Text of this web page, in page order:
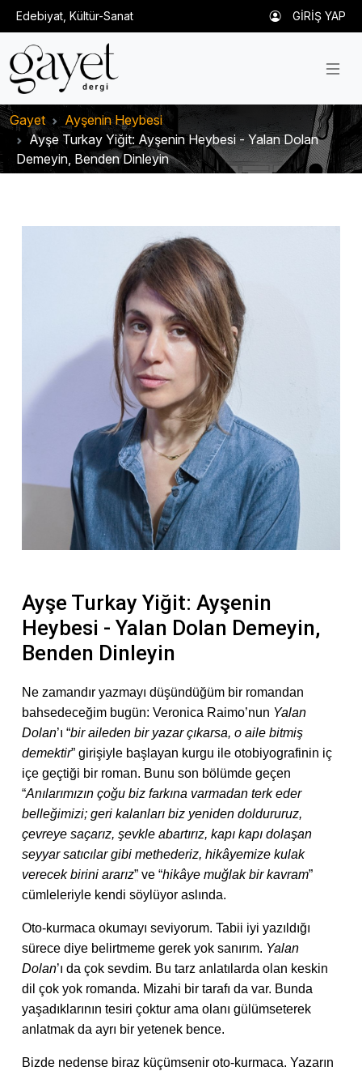
Edebiyat, Kültür-Sanat GİRİŞ YAP
Gayet
Ayşenin Heybesi
Ayşe Turkay Yiğit: Ayşenin Heybesi - Yalan Dolan
Demeyin, Benden Dinleyin
Ayşe Turkay Yiğit: Ayşenin
Heybesi - Yalan Dolan Demeyin,
Benden Dinleyin
Ne zamandır yazmayı düşündüğüm bir romandan
bahsedeceğim bugün: Veronica Raimo’nun Yalan
Dolan’ı “bir aileden bir yazar çıkarsa, o aile bitmiş
demektir” girişiyle başlayan kurgu ile otobiyografinin iç
içe geçtiği bir roman. Bunu son bölümde geçen
“Anılarımızın çoğu biz farkına varmadan terk eder
belleğimizi; geri kalanları biz yeniden doldururuz,
çevreye saçarız, şevkle abartırız, kapı kapı dolaşan
seyyar satıcılar gibi methederiz, hikâyemize kulak
verecek birini ararız” ve “hikâye muğlak bir kavram”
cümleleriyle kendi söylüyor aslında.
Oto-kurmaca okumayı seviyorum. Tabii iyi yazıldığı
sürece diye belirtmeme gerek yok sanırım. Yalan
Dolan’ı da çok sevdim. Bu tarz anlatılarda olan keskin
dil çok yok romanda. Mizahi bir tarafı da var. Bunda
yaşadıklarının tesiri çoktur ama olanı gülümseterek
anlatmak da ayrı bir yetenek bence.
Bizde nedense biraz küçümsenir oto-kurmaca. Yazarın